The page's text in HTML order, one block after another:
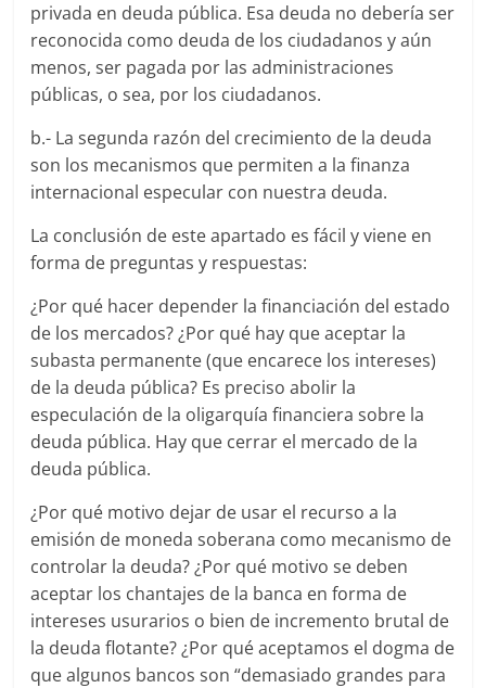
privada en deuda pública. Esa deuda no debería ser
reconocida como deuda de los ciudadanos y aún
menos, ser pagada por las administraciones
públicas, o sea, por los ciudadanos.
b.- La segunda razón del crecimiento de la deuda
son los mecanismos que permiten a la finanza
internacional especular con nuestra deuda.
La conclusión de este apartado es fácil y viene en
forma de preguntas y respuestas:
¿Por qué hacer depender la financiación del estado
de los mercados? ¿Por qué hay que aceptar la
subasta permanente (que encarece los intereses)
de la deuda pública? Es preciso abolir la
especulación de la oligarquía financiera sobre la
deuda pública. Hay que cerrar el mercado de la
deuda pública.
¿Por qué motivo dejar de usar el recurso a la
emisión de moneda soberana como mecanismo de
controlar la deuda? ¿Por qué motivo se deben
aceptar los chantajes de la banca en forma de
intereses usurarios o bien de incremento brutal de
la deuda flotante? ¿Por qué aceptamos el dogma de
que algunos bancos son “demasiado grandes para